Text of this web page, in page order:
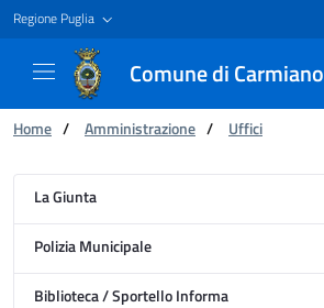
Regione Puglia
Comune di Carmiano
You are:
Home / Amministrazione / Uffici
Ufficio - Comune di Carmiano
La Giunta
Polizia Municipale
Biblioteca / Sportello Informa